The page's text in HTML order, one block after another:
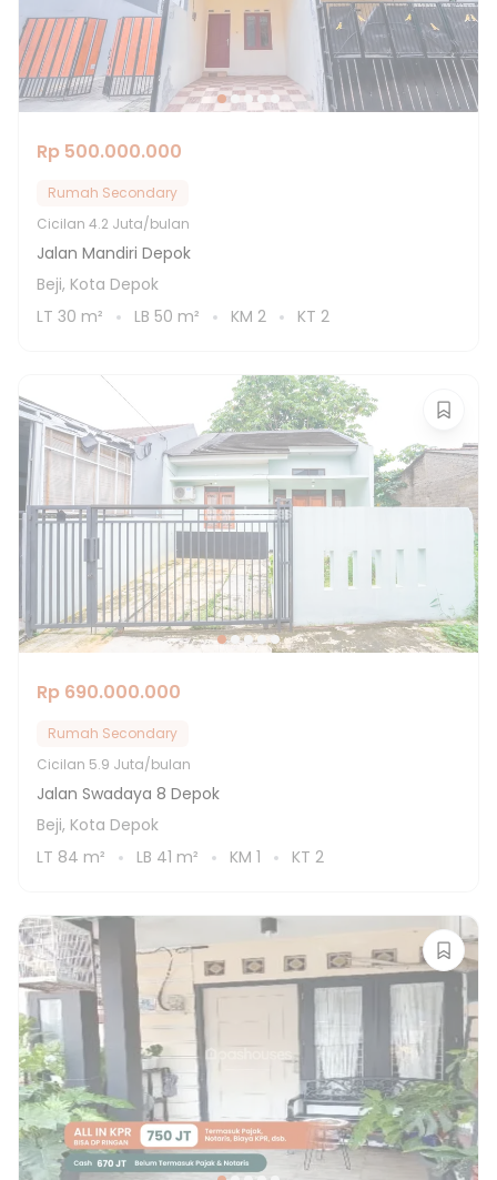
Rp 500.000.000
Rumah Secondary
Cicilan 4.2 Juta/bulan
Jalan Mandiri Depok
Beji, Kota Depok
LT 30 m² LB 50 m² KM 2 KT 2
Rp 690.000.000
Rumah Secondary
Cicilan 5.9 Juta/bulan
Jalan Swadaya 8 Depok
Beji, Kota Depok
LT 84 m² LB 41 m² KM 1 KT 2